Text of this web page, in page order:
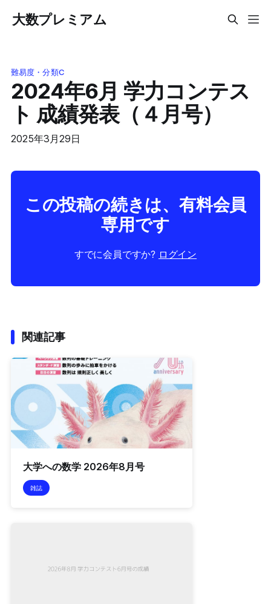
大数プレミアム
難易度・分類C
2024年6月 学力コンテス
ト 成績発表（４月号）
2025年3月29日
この投稿の続きは、有料会員
専用です
すでに会員ですか? ログイン
関連記事
大学への数学 2026年8月号
雑誌